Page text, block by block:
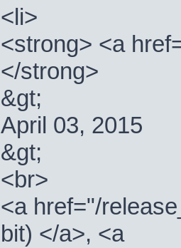
<li>
<strong> <a
</strong>
&gt;
April 03, 2015
&gt;
<br>
<a href="/
bit) </a>, <a